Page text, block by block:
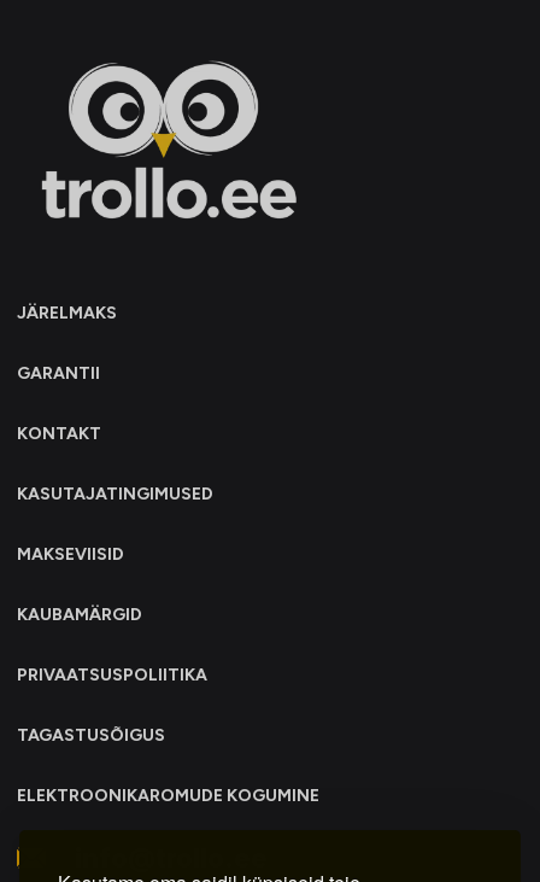
JÄRELMAKS
GARANTII
KONTAKT
KASUTAJATINGIMUSED
MAKSEVIISID
KAUBAMÄRGID
PRIVAATSUSPOLIITIKA
TAGASTUSÕIGUS
ELEKTROONIKAROMUDE KOGUMINE